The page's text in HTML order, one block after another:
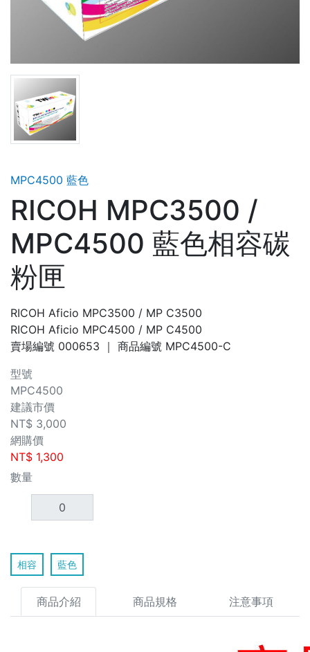
MPC4500 藍色
RICOH MPC3500 /
MPC4500 藍色相容碳
粉匣
RICOH Aficio MPC3500 / MP C3500
RICOH Aficio MPC4500 / MP C4500
賣場編號 000653 ｜ 商品編號 MPC4500-C
型號
MPC4500
建議市價
NT$ 3,000
網購價
NT$ 1,300
數量
相容 藍色
商品介紹 商品規格 注意事項